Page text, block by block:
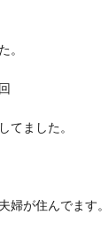
。
てました。
婦が住んでます。